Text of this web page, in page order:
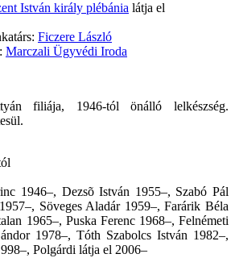
István király plébánia látja el
Ficzere László
Marczali Ügyvédi Iroda
filiája, 1946-tól önálló lelkészség.
1946–, Dezsõ István 1955–, Szabó Pál
Söveges Aladár 1959–, Farárik Béla
1965–, Puska Ferenc 1968–, Felnémeti
1978–, Tóth Szabolcs István 1982–,
Polgárdi látja el 2006–